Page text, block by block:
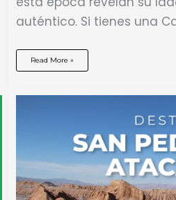
auténtico. Si tienes una
Rutas
recorrer
Carpa
Invierno
Read More »